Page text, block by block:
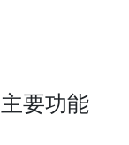
要功能